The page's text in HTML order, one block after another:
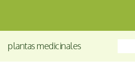
plantas medicinales